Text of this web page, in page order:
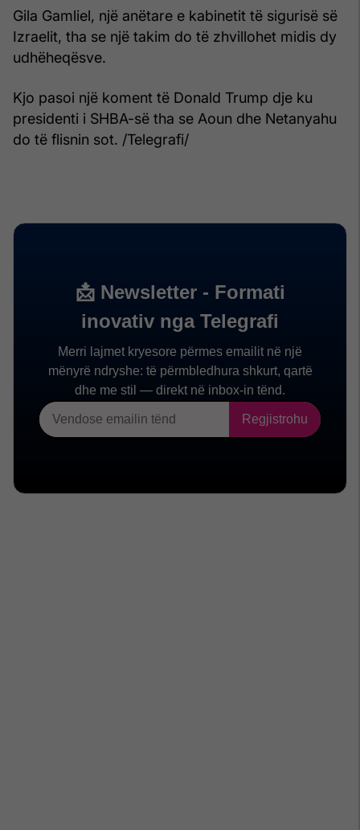
Gila Gamliel, një anëtare e kabinetit të sigurisë së
Izraelit, tha se një takim do të zhvillohet midis dy
udhëheqësve.
Kjo pasoi një koment të Donald Trump dje ku
presidenti i SHBA-së tha se Aoun dhe Netanyahu
do të flisnin sot. /Telegrafi/